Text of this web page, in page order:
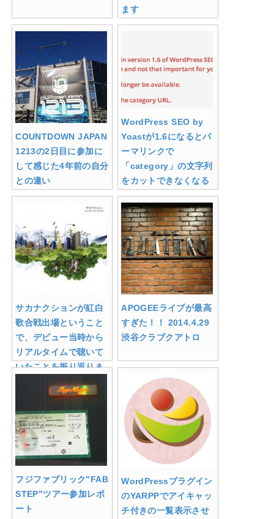
ます
COUNTDOWN JAPAN
1213の2日目に参加に
して感じた4年前の自分
との違い
WordPress SEO by
Yoastが1.6になるとパ
ーマリンクで
「category」の文字列
をカットできなくなる
サカナクションが紅白
歌合戦出場ということ
で、デビュー当時から
リアルタイムで聴いて
いたことを振り返りま
APOGEEライブが最高
すぎた！！ 2014.4.29
渋谷クラブクアトロ
フジファブリック”FAB
STEP”ツアー参加レポ
ート
WordPressプラグイン
のYARPPでアイキャッ
チ付きの一覧表示させ